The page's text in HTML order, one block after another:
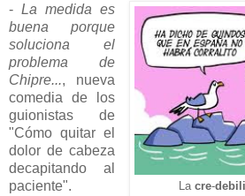
La cre-
-La medida es
buena porque
soluciona el
problema de
Chipre..., nueva
comedia de los
guionistas de
"Cómo quitar el
dolor de cabeza
decapitando al
paciente".